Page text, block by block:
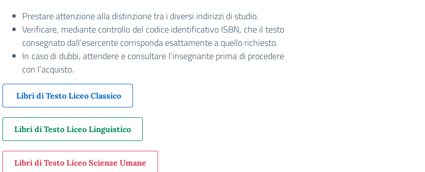
Prestare attenzione alla distinzione tra i diversi indirizzi di studio.
Verificare, mediante controllo del codice identificativo ISBN, che il testo
consegnato dall’esercente corrisponda esattamente a quello richiesto.
In caso di dubbi, attendere e consultare l’insegnante prima di procedere
con l’acquisto.
Libri di Testo Liceo Classico
Libri di Testo Liceo Linguistico
Libri di Testo Liceo Scienze Umane